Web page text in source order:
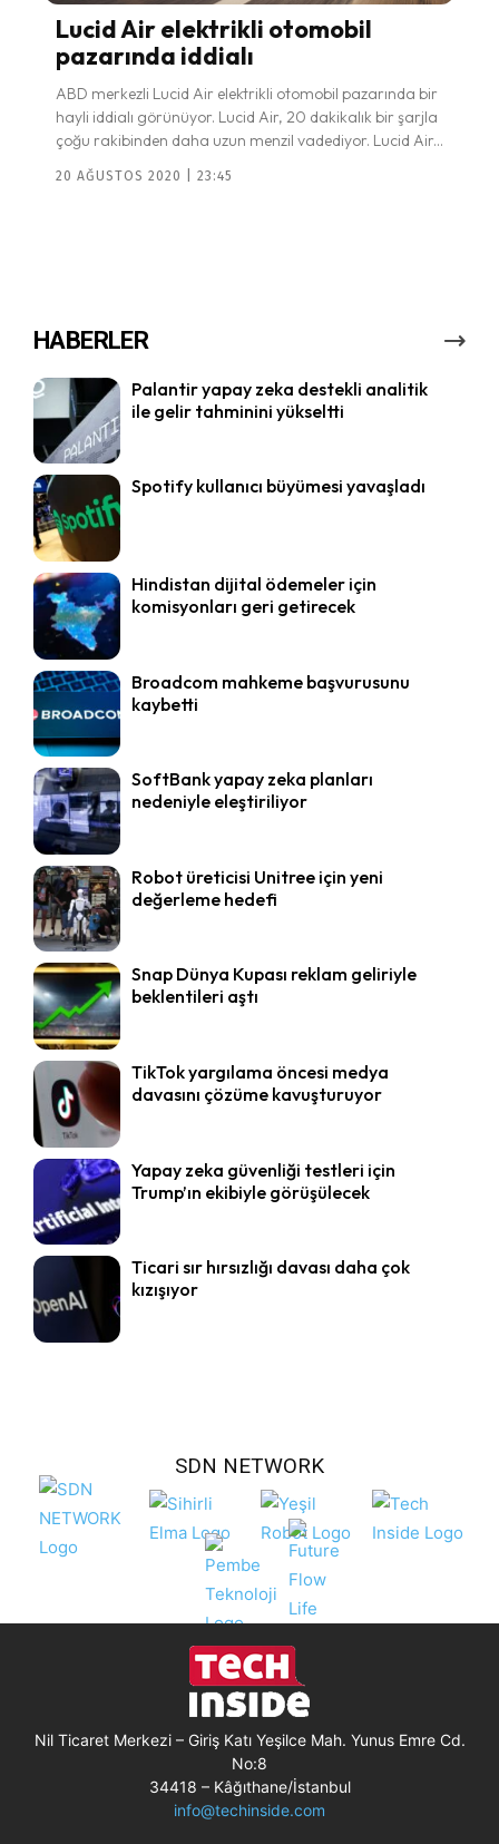
Lucid Air elektrikli otomobil
pazarında iddialı
ABD merkezli Lucid Air elektrikli otomobil pazarında bir
hayli iddialı görünüyor. Lucid Air, 20 dakikalık bir şarjla
çoğu rakibinden daha uzun menzil vadediyor. Lucid Air...
20 AĞUSTOS 2020 | 23:45
HABERLER
Palantir yapay zeka destekli analitik
ile gelir tahminini yükseltti
Spotify kullanıcı büyümesi yavaşladı
Hindistan dijital ödemeler için
komisyonları geri getirecek
Broadcom mahkeme başvurusunu
kaybetti
SoftBank yapay zeka planları
nedeniyle eleştiriliyor
Robot üreticisi Unitree için yeni
değerleme hedefi
Snap Dünya Kupası reklam geliriyle
beklentileri aştı
TikTok yargılama öncesi medya
davasını çözüme kavuşturuyor
Yapay zeka güvenliği testleri için
Trump’ın ekibiyle görüşülecek
Ticari sır hırsızlığı davası daha çok
kızışıyor
SDN NETWORK
Nil Ticaret Merkezi – Giriş Katı Yeşilce Mah. Yunus Emre Cd.
No:8
34418 – Kâğıthane/İstanbul
info@techinside.com